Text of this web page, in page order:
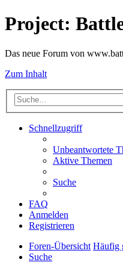
Project:
Das neue Forum von
Zum Inhalt
Schnellzugriff
Unbeantwortete
Aktive Themen
Suche
FAQ
Anmelden
Registrieren
Foren-Übersicht Häufig
Suche